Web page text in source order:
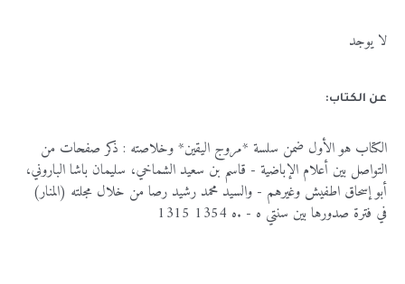
لا يوجد
عن الكتاب:
الكتاب هو الأول ضمن سلسة *مروج اليقين* وخلاصته : ذكر صفحات من
التواصل بين أعلام الإباضية - قاسم بن سعيد الشماخي، سليمان باشا الباروني،
أبو إسحاق اطفيش وغيرهم - والسيد محمد رشيد رصا من خلال مجلته (المنار)
في فترة صدورها بين سنتي 131‪5 ه - 135‪4 ه.